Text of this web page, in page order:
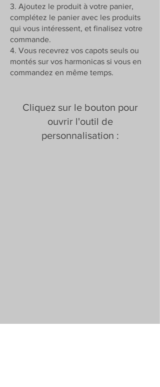
3. Ajoutez le produit à votre panier,
complétez le panier avec les produits
qui vous intéressent, et finalisez votre
commande.
4. Vous recevrez vos capots seuls ou
montés sur vos harmonicas si vous en
commandez en même temps.
Cliquez sur le bouton pour
ouvrir l'outil de
personnalisation :